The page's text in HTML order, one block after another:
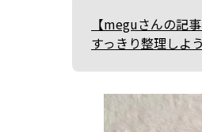
【meguさんの記
すっきり整理しよう